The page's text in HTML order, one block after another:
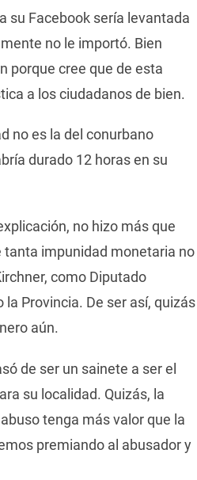
su Facebook sería levantada
no le importó. Bien
porque cree que de esta
a los ciudadanos de bien.
no es la del conurbano
durado 12 horas en su
no hizo más que
tanta impunidad monetaria no
como Diputado
Provincia. De ser así, quizás
aún.
de ser un sainete a ser el
su localidad. Quizás, la
tenga más valor que la
premiando al abusador y